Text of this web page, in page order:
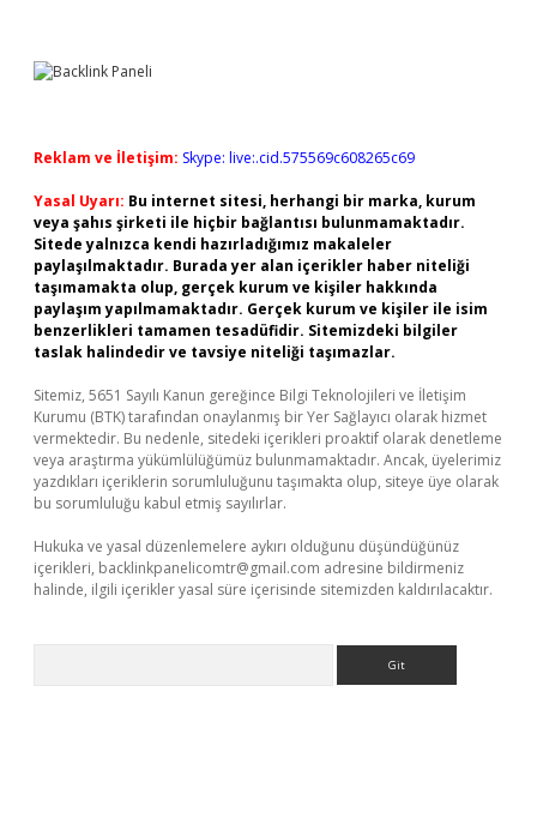
Reklam ve İletişim: Skype: live:.cid.575569c608265c69
Yasal Uyarı: Bu internet sitesi, herhangi bir marka, kurum
veya şahıs şirketi ile hiçbir bağlantısı bulunmamaktadır.
Sitede yalnızca kendi hazırladığımız makaleler
paylaşılmaktadır. Burada yer alan içerikler haber niteliği
taşımamakta olup, gerçek kurum ve kişiler hakkında
paylaşım yapılmamaktadır. Gerçek kurum ve kişiler ile isim
benzerlikleri tamamen tesadüfidir. Sitemizdeki bilgiler
taslak halindedir ve tavsiye niteliği taşımazlar.
Sitemiz, 5651 Sayılı Kanun gereğince Bilgi Teknolojileri ve İletişim
Kurumu (BTK) tarafından onaylanmış bir Yer Sağlayıcı olarak hizmet
vermektedir. Bu nedenle, sitedeki içerikleri proaktif olarak denetleme
veya araştırma yükümlülüğümüz bulunmamaktadır. Ancak, üyelerimiz
yazdıkları içeriklerin sorumluluğunu taşımakta olup, siteye üye olarak
bu sorumluluğu kabul etmiş sayılırlar.
Hukuka ve yasal düzenlemelere aykırı olduğunu düşündüğünüz
içerikleri, backlinkpanelicomtr@gmail.com adresine bildirmeniz
halinde, ilgili içerikler yasal süre içerisinde sitemizden kaldırılacaktır.